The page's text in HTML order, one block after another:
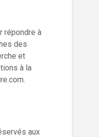
répondre à
des
et
à la
aux